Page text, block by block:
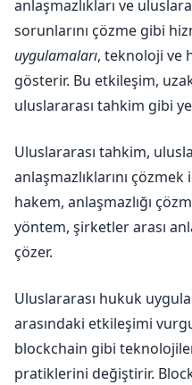
anlaşmazlıkları ve
sorunlarını çözme gibi
uygulamaları, teknoloji ve
gösterir. Bu etkileşim,
uluslararası tahkim gibi
Uluslararası tahkim,
anlaşmazlıklarını çözmek
hakem, anlaşmazlığı
yöntem, şirketler arası
çözer.
Uluslararası hukuk
arasındaki etkileşimi
blockchain gibi
pratiklerini değiştirir.